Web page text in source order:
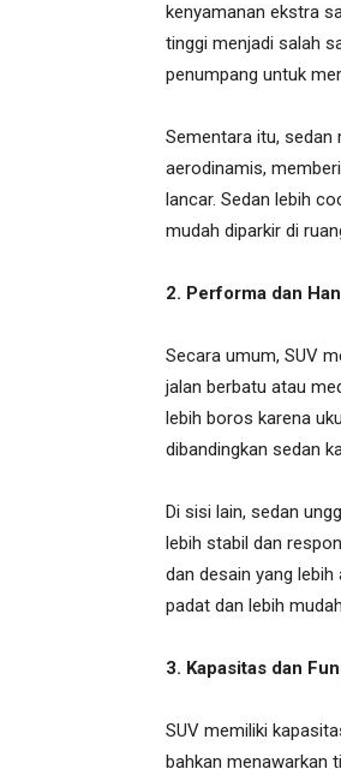
kenyamanan ekstra
tinggi menjadi salah
penumpang untuk
Sementara itu, sedan
aerodinamis,
lancar. Sedan lebih
mudah diparkir di
2. Performa dan
Secara umum, SUV
jalan berbatu atau
lebih boros karena
dibandingkan sedan
Di sisi lain, sedan
lebih stabil dan
dan desain yang
padat dan lebih
3. Kapasitas dan
SUV memiliki
bahkan menawarkan